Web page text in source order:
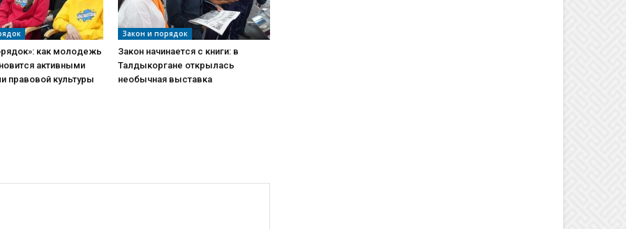
как молодежь
активными
правовой культуры
Закон и порядок
Закон начинается с книги: в
Талдыкоргане открылась
необычная выставка